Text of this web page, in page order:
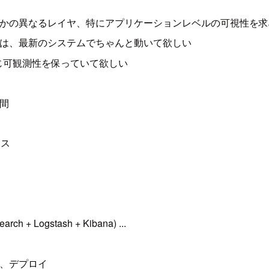
の異なるレイヤ、特にアプリケーションレベルの可視性を
、最新のシステムでちゃんと動いて欲しい
観測性を保っていて欲しい
+ Logstash + Kibana) ...
デプロイ